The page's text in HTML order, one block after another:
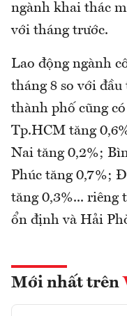
ngành khai thác
với tháng trước.
Lao động ngành
tháng 8 so với
thành phố cũng
Tp.HCM tăng
Nai tăng 0,2%;
Phúc tăng 0,7%;
tăng 0,3%... riêng
ổn định và Hải
Mới nhất trên